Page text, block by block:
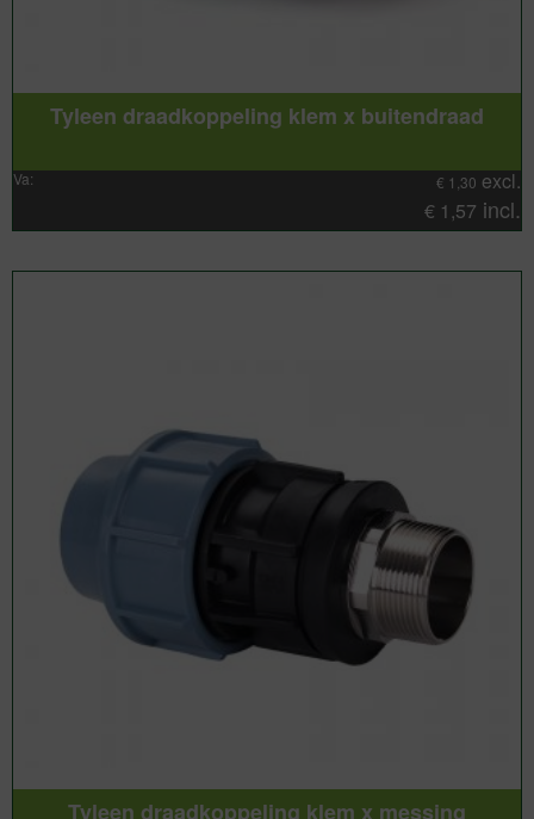
Tyleen draadkoppeling klem x buitendraad
Va: € 1,30 excl.
€ 1,57 incl.
Tyleen draadkoppeling klem x messing